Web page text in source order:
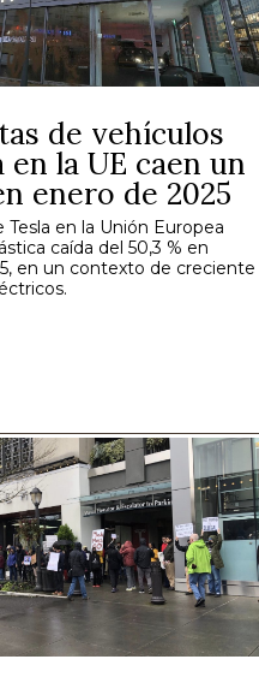
de vehículos
en la UE caen un
enero de 2025
Tesla en la Unión Europea
caída del 50,3 % en
en un contexto de creciente